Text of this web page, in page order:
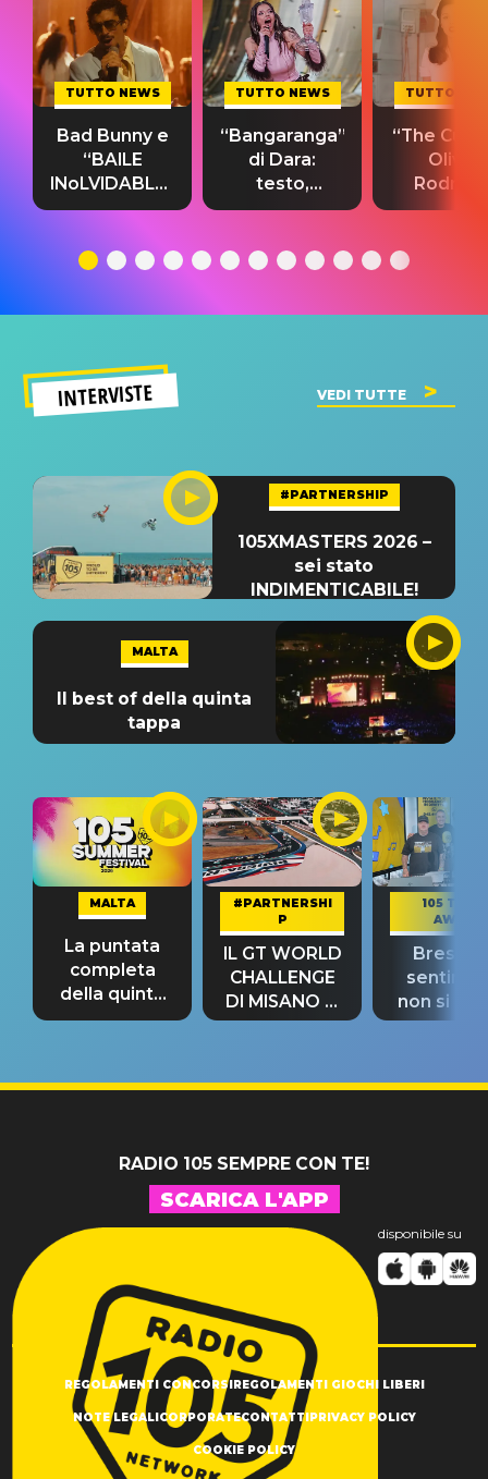
TUTTO NEWS
Bad Bunny e
“BAILE
INoLVIDABLE”:
testo,
significato
TUTTO NEWS
“Bangaranga”
di Dara:
testo,
traduzione e
del singolo
TUTTO
“The
Olivia
testo,
INTERVISTE VEDI TUTTE
#PARTNERSHIP
105XMASTERS 2026 –
sei stato
INDIMENTICABILE!
MALTA
Il best of della quinta
tappa
MALTA
La puntata
completa
della quinta
tappa
#PARTNERSHI
P
IL GT WORLD
CHALLENGE
DI MISANO si
riconferma
105 TAKE
AWAY
Bresh:
non si
fino alla
RADIO 105 SEMPRE CON TE!
SCARICA L'APP
disponibile su
REGOLAMENTI CONCORSIREGOLAMENTI GIOCHI LIBERI
NOTE LEGALICORPORATECONTATTIPRIVACY POLICY
COOKIE POLICY